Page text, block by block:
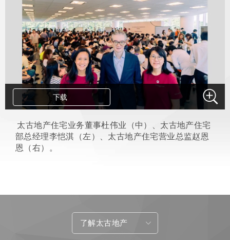
下载
太古地产住宅业务董事杜伟业（中）、太古地产住宅
部总经理李恺淇（左）、太古地产住宅营业总监赵恩
恩（右）。
了解太古地产